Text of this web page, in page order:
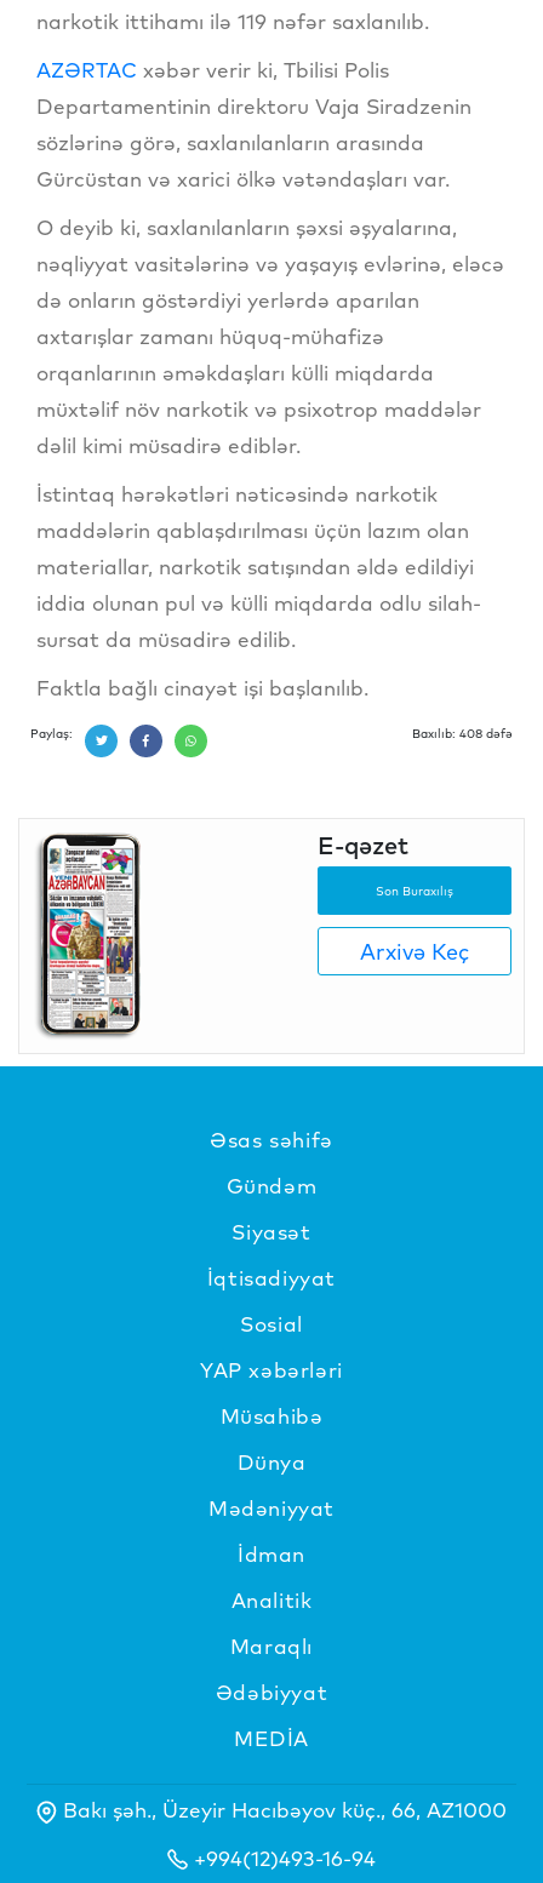
narkotik ittihamı ilə 119 nəfər saxlanılıb.
AZƏRTAC xəbər verir ki, Tbilisi Polis
Departamentinin direktoru Vaja Siradzenin
sözlərinə görə, saxlanılanların arasında
Gürcüstan və xarici ölkə vətəndaşları var.
O deyib ki, saxlanılanların şəxsi əşyalarına,
nəqliyyat vasitələrinə və yaşayış evlərinə, eləcə
də onların göstərdiyi yerlərdə aparılan
axtarışlar zamanı hüquq-mühafizə
orqanlarının əməkdaşları külli miqdarda
müxtəlif növ narkotik və psixotrop maddələr
dəlil kimi müsadirə ediblər.
İstintaq hərəkətləri nəticəsində narkotik
maddələrin qablaşdırılması üçün lazım olan
materiallar, narkotik satışından əldə edildiyi
iddia olunan pul və külli miqdarda odlu silah-
sursat da müsadirə edilib.
Faktla bağlı cinayət işi başlanılıb.
Paylaş: Baxılıb: 408 dəfə
E-qəzet
Son Buraxılış
Arxivə Keç
Əsas səhifə
Gündəm
Siyasət
İqtisadiyyat
Sosial
YAP xəbərləri
Müsahibə
Dünya
Mədəniyyat
İdman
Analitik
Maraqlı
Ədəbiyyat
MEDİA
Bakı şəh., Üzeyir Hacıbəyov küç., 66, AZ1000
+994(12)493-16-94